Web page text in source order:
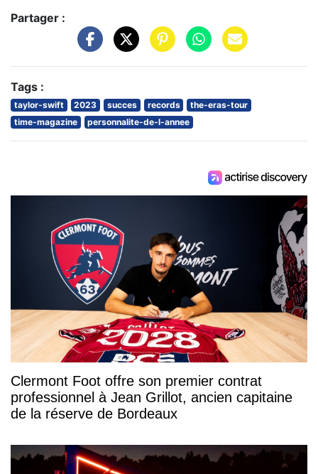
Partager :
Tags :
taylor-swift 2023 succes records
the-eras-tour
time-magazine
personnalite-de-l-annee
Clermont Foot offre son premier contrat
professionnel à Jean Grillot, ancien capitaine
de la réserve de Bordeaux